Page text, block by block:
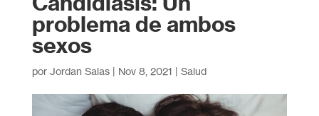
problema de ambos
sexos
por Jordan Salas| Nov 8, 2021 | Salud